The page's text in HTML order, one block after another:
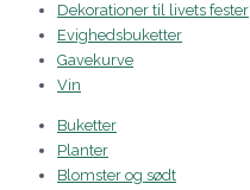
Dekorationer til livets fester
Evighedsbuketter
Gavekurve
Vin
Buketter
Planter
Blomster og sødt